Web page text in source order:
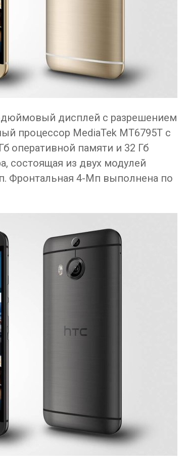
дюймовый дисплей с разрешением
процессор MediaTek MT6795T с
оперативной памяти и 32 Гб
состоящая из двух модулей
Фронтальная 4-Мп выполнена по